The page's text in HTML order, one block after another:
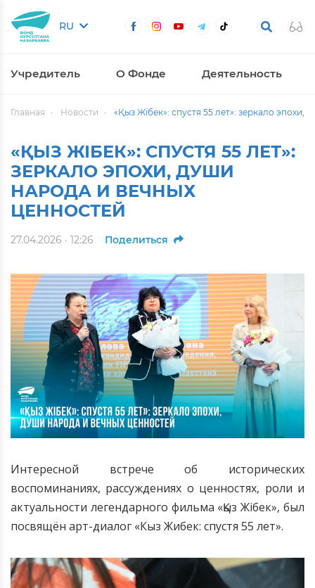
RU
Учредитель О Фонде Деятельность
Главная Новости «Қыз Жібек»: спустя 55 лет»: зеркало эпохи,
«ҚЫЗ ЖІБЕК»: СПУСТЯ 55 ЛЕТ»:
ЗЕРКАЛО ЭПОХИ, ДУШИ
НАРОДА И ВЕЧНЫХ
ЦЕННОСТЕЙ
27.04.2026 · 12:26 Поделиться
Интересной встрече об исторических
воспоминаниях, рассуждениях о ценностях, роли и
актуальности легендарного фильма «Қыз Жібек», был
посвящён арт-диалог «Кыз Жибек: спустя 55 лет».